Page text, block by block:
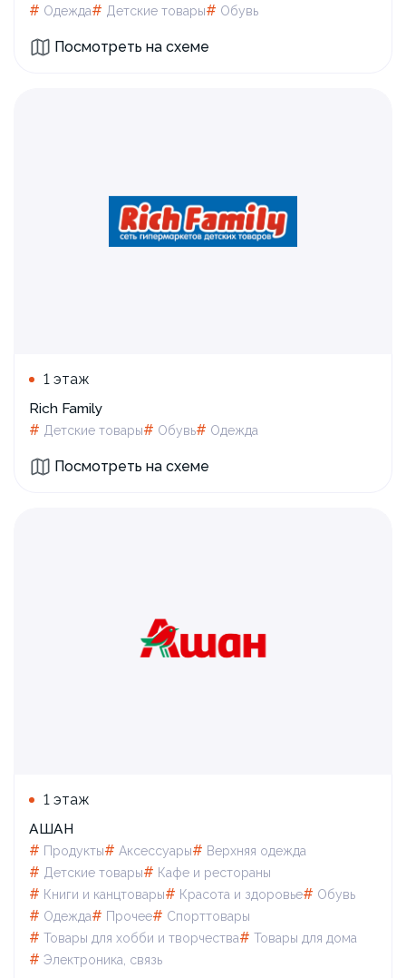
# Одежда# Детские товары# Обувь
Посмотреть на схеме
1 этаж
Rich Family
# Детские товары# Обувь# Одежда
Посмотреть на схеме
1 этаж
АШАН
# Продукты# Аксессуары# Верхняя одежда
# Детские товары# Кафе и рестораны
# Книги и канцтовары# Красота и здоровье# Обувь
# Одежда# Прочее# Спорттовары
# Товары для xобби и творчества# Товары для дома
# Электроника, связь